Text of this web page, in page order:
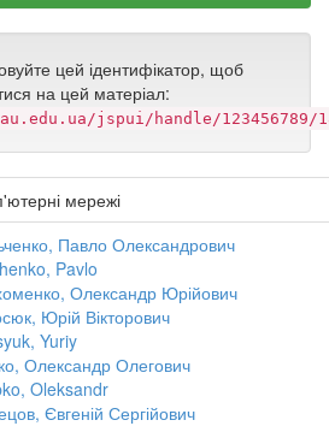
цей ідентифікатор, щоб
на цей матеріал:
jspui/handle/123456789/
мережі
Павло Олександрович
Pavlo
Олександр Юрійович
Юрій Вікторович
Yuriy
Олександр Олегович
Oleksandr
Євгеній Сергійович